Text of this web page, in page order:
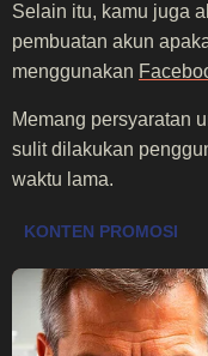
Selain itu, kamu juga
pembuatan akun
menggunakan
Memang persyaratan
sulit dilakukan
waktu lama.